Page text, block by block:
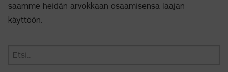
saamme heidän arvokkaan osaamisensa laajan
käyttöön.